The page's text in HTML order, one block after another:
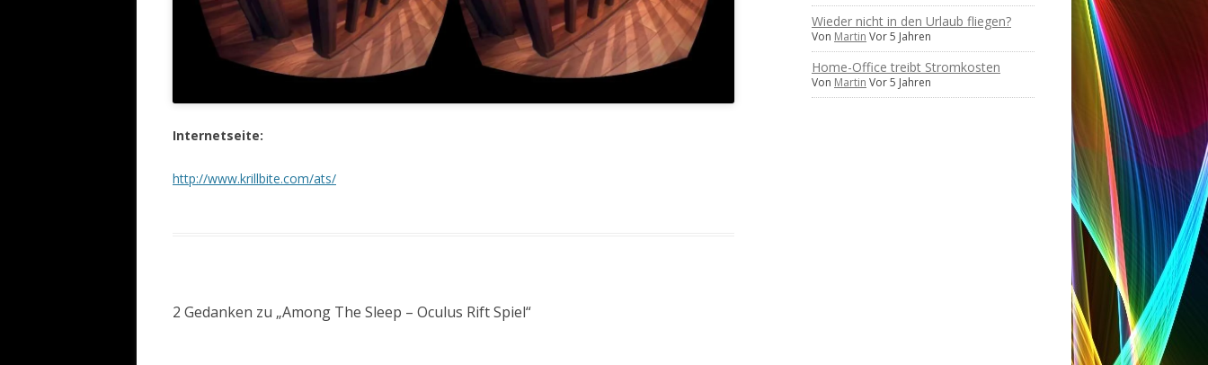
Internetseite:
http://www.krillbite.com/ats/
2 Gedanken zu „Among The Sleep – Oculus Rift Spiel“
Wieder nicht in den Urlaub fliegen?
Von Martin Vor 5 Jahren
Home-Office treibt Stromkosten
Von Martin Vor 5 Jahren